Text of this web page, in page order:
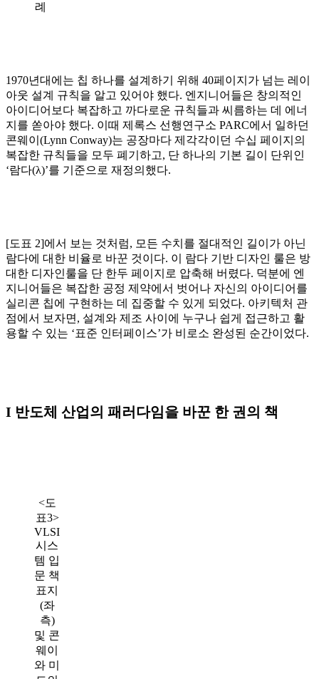
례
1970년대에는 칩 하나를 설계하기 위해 40페이지가 넘는 레이
아웃 설계 규칙을 알고 있어야 했다. 엔지니어들은 창의적인
아이디어보다 복잡하고 까다로운 규칙들과 씨름하는 데 에너
지를 쏟아야 했다. 이때 제록스 선행연구소 PARC에서 일하던
콘웨이(Lynn Conway)는 공장마다 제각각이던 수십 페이지의
복잡한 규칙들을 모두 폐기하고, 단 하나의 기본 길이 단위인
‘람다(λ)’를 기준으로 재정의했다.
[도표 2]에서 보는 것처럼, 모든 수치를 절대적인 길이가 아닌
람다에 대한 비율로 바꾼 것이다. 이 람다 기반 디자인 룰은 방
대한 디자인룰을 단 한두 페이지로 압축해 버렸다. 덕분에 엔
지니어들은 복잡한 공정 제약에서 벗어나 자신의 아이디어를
실리콘 칩에 구현하는 데 집중할 수 있게 되었다. 아키텍처 관
점에서 보자면, 설계와 제조 사이에 누구나 쉽게 접근하고 활
용할 수 있는 ‘표준 인터페이스’가 비로소 완성된 순간이었다.
I 반도체 산업의 패러다임을 바꾼 한 권의 책
<도
표3>
VLSI
시스
템 입
문 책
표지
(좌
측)
및 콘
웨이
와 미